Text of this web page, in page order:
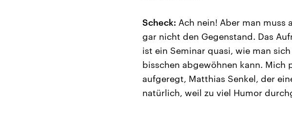
Scheck: Ach nein! Aber man muss
gar nicht den Gegenstand. Das
ist ein Seminar quasi, wie man
bisschen abgewöhnen kann.
aufgeregt, Matthias Senkel, der
natürlich, weil zu viel Humor